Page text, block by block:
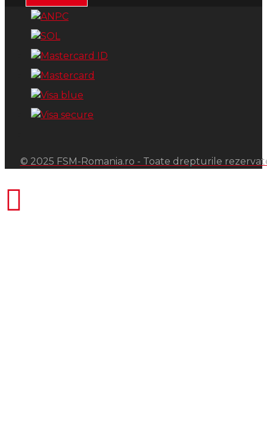
© 2025 FSM-Romania.ro - Toate drepturile